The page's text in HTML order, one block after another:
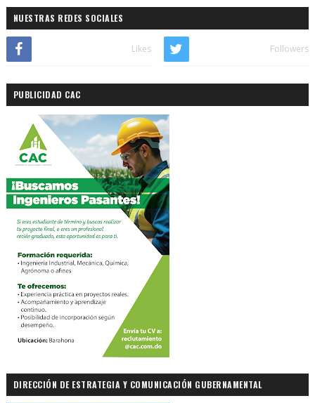
NUESTRAS REDES SOCIALES
Likes Followers
PUBLICIDAD CAC
DIRECCIÓN DE ESTRATEGIA Y COMUNICACIÓN GUBERNAMENTAL